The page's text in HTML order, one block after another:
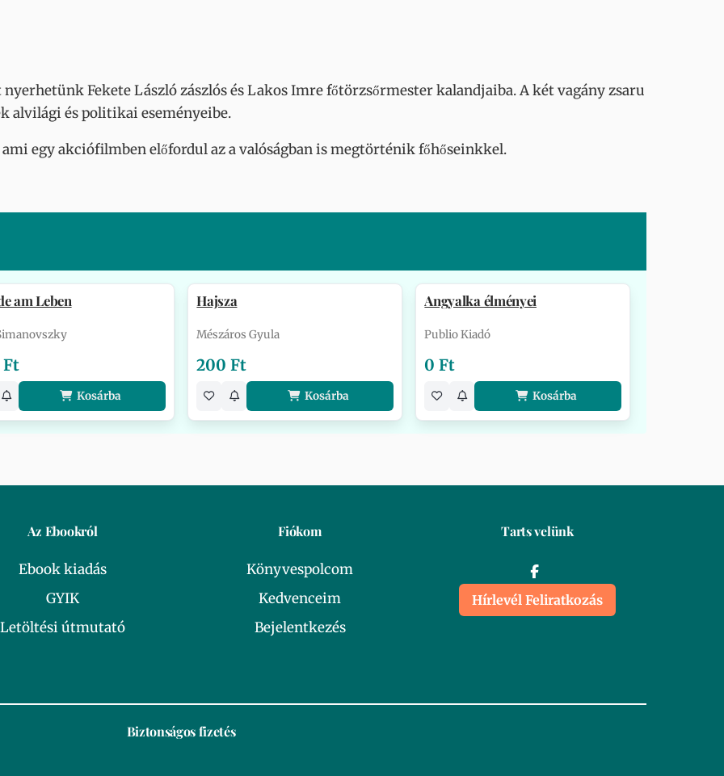
Fekete László zászlós és Lakos Imre főtörzsőrmester kalandjaiba. A két vagány zsaru
alvilági és politikai eseményeibe.
egy akciófilmben előfordul az a valóságban is megtörténik főhőseinkkel.
am Leben
Ft
Kosárba
Hajsza
Mészáros Gyula
200 Ft
Kosárba
Angyalka élményei
Publio Kiadó
0 Ft
Kosárba
Az Ebookról
Ebook kiadás
GYIK
Letöltési útmutató
Fiókom
Könyvespolcom
Kedvenceim
Bejelentkezés
Tarts velünk
Hírlevél Feliratkozás
Biztonságos fizetés